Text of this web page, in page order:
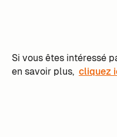
Si vous êtes intéressé
en savoir plus, cliquez